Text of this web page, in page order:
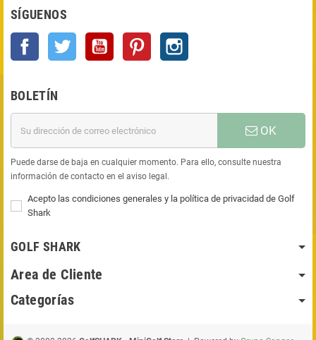
SÍGUENOS
Facebook Twitter YouTube Pinterest
BOLETÍN
OK
Puede darse de baja en cualquier momento. Para ello, consulte nuestra
información de contacto en el aviso legal.
Acepto las condiciones generales y la política de privacidad de Golf
Shark
GOLF SHARK
Area de Cliente
Categorías